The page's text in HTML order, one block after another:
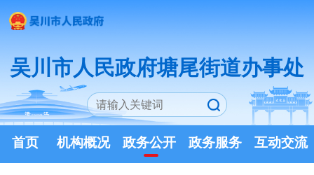
吴川市人民政府塘尾街道办事处
首页 机构概况 政务公开 政务服务 互动交流